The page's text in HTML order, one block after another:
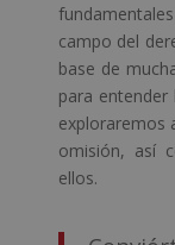
campo del
base de
para entender
exploraremos
omisión, así
ellos.